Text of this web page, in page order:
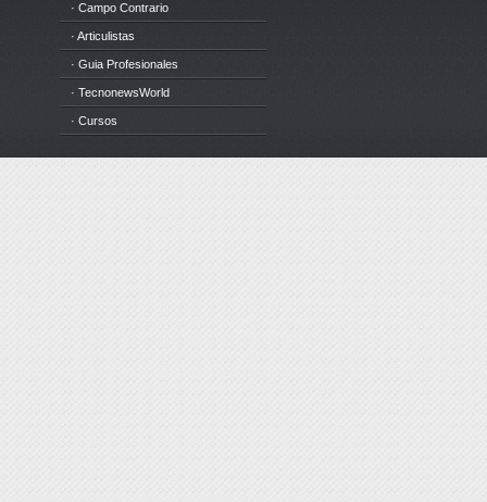
· Campo Contrario
· Articulistas
· Guia Profesionales
· TecnonewsWorld
· Cursos